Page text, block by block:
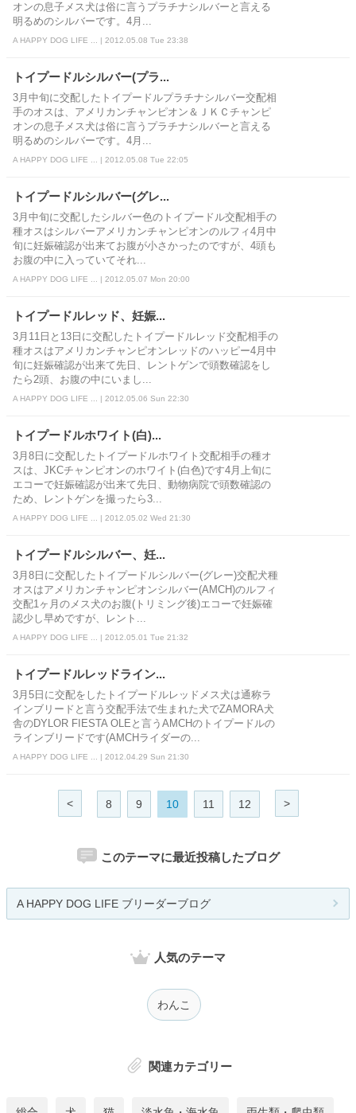
オンの息子メス犬は俗に言うプラチナシルバーと言える
明るめのシルバーです。4月...
A HAPPY DOG LIFE ... | 2012.05.08 Tue 23:38
トイプードルシルバー(プラ...
3月中旬に交配したトイプードルプラチナシルバー交配相
手のオスは、アメリカンチャンピオン＆ＪＫＣチャンピ
オンの息子メス犬は俗に言うプラチナシルバーと言える
明るめのシルバーです。4月...
A HAPPY DOG LIFE ... | 2012.05.08 Tue 22:05
トイプードルシルバー(グレ...
3月中旬に交配したシルバー色のトイプードル交配相手の
種オスはシルバーアメリカンチャンピオンのルフィ4月中
旬に妊娠確認が出来てお腹が小さかったのですが、4頭も
お腹の中に入っていてそれ...
A HAPPY DOG LIFE ... | 2012.05.07 Mon 20:00
トイプードルレッド、妊娠...
3月11日と13日に交配したトイプードルレッド交配相手の
種オスはアメリカンチャンピオンレッドのハッピー4月中
旬に妊娠確認が出来て先日、レントゲンで頭数確認をし
たら2頭、お腹の中にいまし...
A HAPPY DOG LIFE ... | 2012.05.06 Sun 22:30
トイプードルホワイト(白)...
3月8日に交配したトイプードルホワイト交配相手の種オ
スは、JKCチャンピオンのホワイト(白色)です4月上旬に
エコーで妊娠確認が出来て先日、動物病院で頭数確認の
ため、レントゲンを撮ったら3...
A HAPPY DOG LIFE ... | 2012.05.02 Wed 21:30
トイプードルシルバー、妊...
3月8日に交配したトイプードルシルバー(グレー)交配犬種
オスはアメリカンチャンピオンシルバー(AMCH)のルフィ
交配1ヶ月のメス犬のお腹(トリミング後)エコーで妊娠確
認少し早めですが、レント...
A HAPPY DOG LIFE ... | 2012.05.01 Tue 21:32
トイプードルレッドライン...
3月5日に交配をしたトイプードルレッドメス犬は通称ラ
インブリードと言う交配手法で生まれた犬でZAMORA犬
舎のDYLOR FIESTA OLEと言うAMCHのトイプードルの
ラインブリードです(AMCHライダーの...
A HAPPY DOG LIFE ... | 2012.04.29 Sun 21:30
< 8 9 10 11 12 >
このテーマに最近投稿したブログ
A HAPPY DOG LIFE ブリーダーブログ
人気のテーマ
わんこ
関連カテゴリー